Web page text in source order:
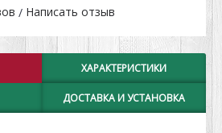
/ Написать отзыв
ХАРАКТЕРИСТИКИ
ДОСТАВКА И УСТАНОВКА